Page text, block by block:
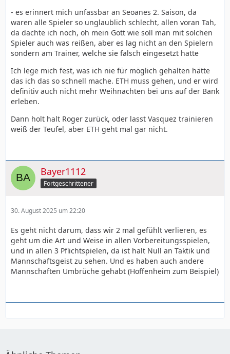
- es erinnert mich unfassbar an Seoanes 2. Saison, da
waren alle Spieler so unglaublich schlecht, allen voran Tah,
da dachte ich noch, oh mein Gott wie soll man mit solchen
Spieler auch was reißen, aber es lag nicht an den Spielern
sondern am Trainer, welche sie falsch eingesetzt hatte
Ich lege mich fest, was ich nie für möglich gehalten hätte
das ich das so schnell mache. ETH muss gehen, und er wird
definitiv auch nicht mehr Weihnachten bei uns auf der Bank
erleben.
Dann holt halt Roger zurück, oder lasst Vasquez trainieren
weiß der Teufel, aber ETH geht mal gar nicht.
Bayer1112
Fortgeschrittener
30. August 2025 um 22:20
Es geht nicht darum, dass wir 2 mal gefühlt verlieren, es
geht um die Art und Weise in allen Vorbereitungsspielen,
und in allen 3 Pflichtspielen, da ist halt Null an Taktik und
Mannschaftsgeist zu sehen. Und es haben auch andere
Mannschaften Umbrüche gehabt (Hoffenheim zum Beispiel)